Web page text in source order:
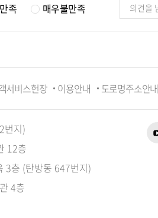
족 매우불만족
서비스헌장 이용안내 도로명주소안내
번지)
12층
3층 (탄방동 647번지)
4층